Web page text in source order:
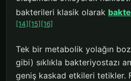
bakterileri klasik olarak
[14] [15] [16]
Tek bir metabolik yolağın
gibi) sıklıkla bakteriyostazı
geniş kaskad etkileri tetikler.